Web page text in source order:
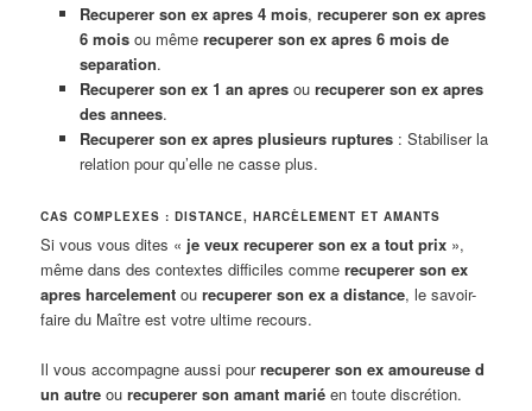
Recuperer son ex apres 4 mois, recuperer son ex apres
6 moisou même recuperer son ex apres 6 mois de
separation.
Recuperer son ex 1 an apresou recuperer son ex apres
des annees.
Recuperer son ex apres plusieurs ruptures: Stabiliser la
relation pour qu’elle ne casse plus.
CAS COMPLEXES : DISTANCE, HARCÈLEMENT ET AMANTS
Si vous vous dites « je veux recuperer son ex a tout prix »,
même dans des contextes difficiles commerecuperer son ex
apres harcelement ourecuperer son ex a distance, le savoir-
faire du Maître est votre ultime recours.
Il vous accompagne aussi pourrecuperer son ex amoureuse d
un autre ourecuperer son amant marié en toute discrétion.